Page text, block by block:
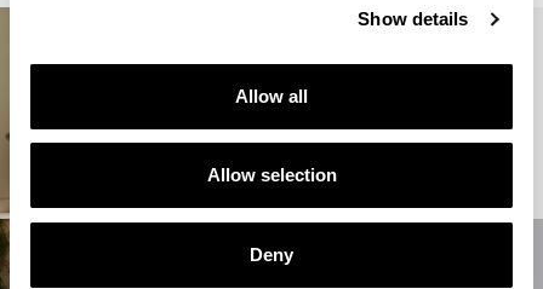
Show details
Allow all
Allow selection
Deny
SALONE DEL
MOBILE 2026:
COLLECTION
LEGGI DI PIÙ